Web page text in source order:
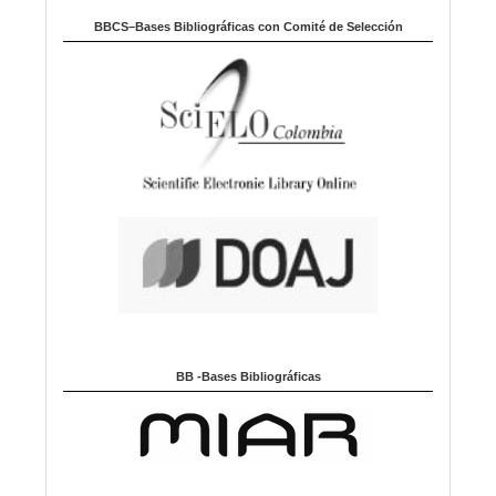
BBCS–Bases Bibliográficas con Comité de Selección
BB -Bases Bibliográficas